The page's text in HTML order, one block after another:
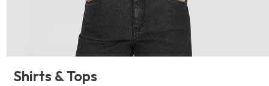
Shirts & Tops